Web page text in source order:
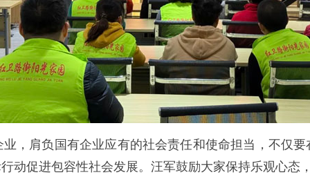
肩负国有企业应有的社会责任和使命担当，不仅要
动促进包容性社会发展。汪军鼓励大家保持乐观心态